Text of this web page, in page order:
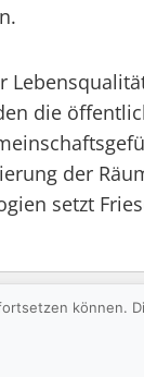
die
der
setzt
können.